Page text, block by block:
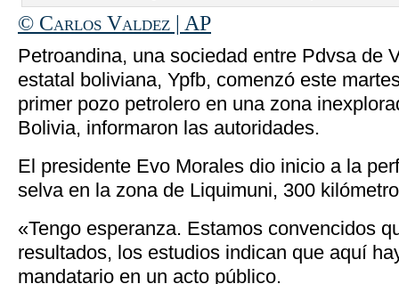
© Carlos Valdez | AP
Petroandina, una sociedad entre Pdvsa de
estatal boliviana, Ypfb, comenzó este
primer pozo petrolero en una zona
Bolivia, informaron las autoridades.
El presidente Evo Morales dio inicio a la
selva en la zona de Liquimuni, 300
«Tengo esperanza. Estamos convencidos
resultados, los estudios indican que aquí
mandatario en un acto público.